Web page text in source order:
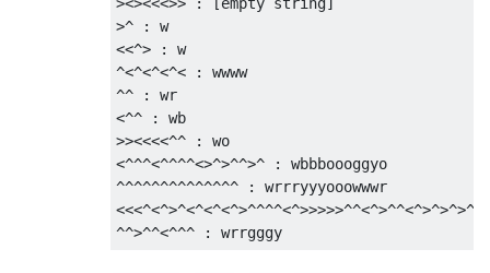
><><<<>> : [empty string]
>^ : w
<<^> : w
^<^<^<^< : wwww
^^ : wr
<^^ : wb
>><<<<^^ : wo
<^^^<^^^^<>^>^^>^ : wbbboooggyo
^^^^^^^^^^^^^^ : wrrryyyooowwwr